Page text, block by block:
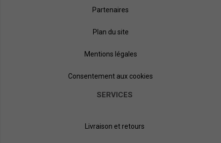
Partenaires
Plan du site
Mentions légales
Consentement aux cookies
SERVICES
Livraison et retours